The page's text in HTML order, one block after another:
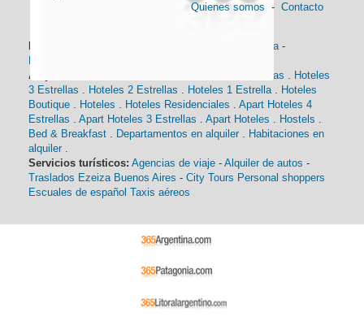
Quienes somos - Contacto
Historia-
Alojamiento:
Hoteles 4 Estrellas . Hoteles
3 Estrellas . Hoteles 2 Estrellas . Hoteles 1 Estrella. Hoteles
Boutique . Hoteles . Hoteles Residenciales . Apart Hoteles 4
Estrellas . Apart Hoteles 3 Estrellas . Apart Hoteles . Hostels .
Bed & Breakfast . Departamentos en alquiler . Habitaciones en
alquiler .
Servicios turísticos: Agencias de viaje - Alquiler de autos -
Traslados Ezeiza Buenos Aires - City Tours Personal shoppers
Escuales de español Taxis aéreos